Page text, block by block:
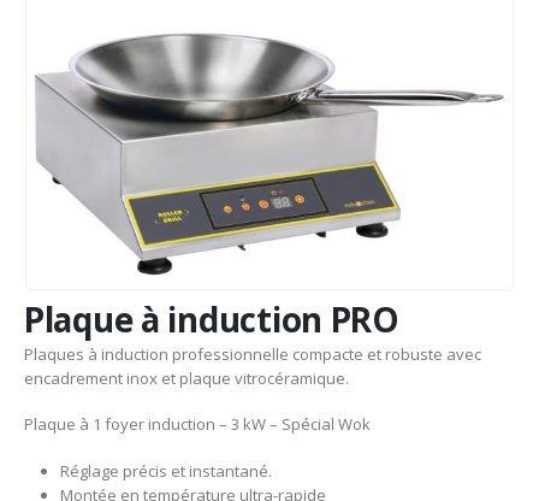
Plaque à induction PRO
Plaques à induction professionnelle compacte et robuste avec
encadrement inox et plaque vitrocéramique.
Plaque à 1 foyer induction – 3 kW – Spécial Wok
Réglage précis et instantané.
Montée en température ultra-rapide